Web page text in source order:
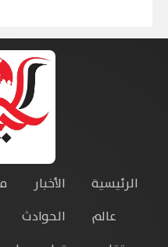
الرئيسية الأخبار
عالم
الحوادث